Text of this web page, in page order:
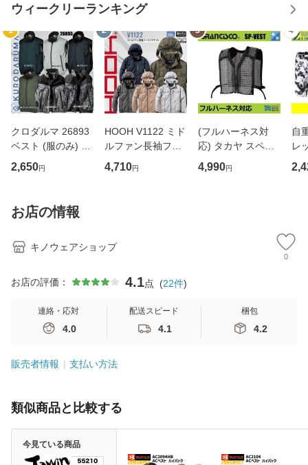
ウィークリーランキング
1
クロダルマ 26893
ベスト (服のみ) 空
調服 エアセンサー
AIR SENSOR-1 K
アルミコーティン
グ サイドファン
2,650円
2
HOOH V1122 ミド
ルファン長袖フー
ドジャケット 村上
被服 快適ウェア 空
4,710円
3
(フルハーネス対
応) タカヤ スペー
サーベスト SP-VE
ST 空調服 ワーク
4,990円
4
自
レ
ン
ハ
お店の情報
キノウェアショップ
0
お店の評価： 4.1点 (22件)
連絡・応対
4.0
配送スピード
4.1
梱包
4.2
販売者情報 支払い方法
類似商品と比較する
今見ている商品